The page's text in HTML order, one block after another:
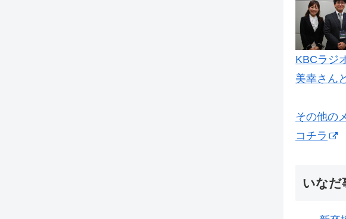
KBCラジ
美幸さんと
その他の
コチラ
いなだ